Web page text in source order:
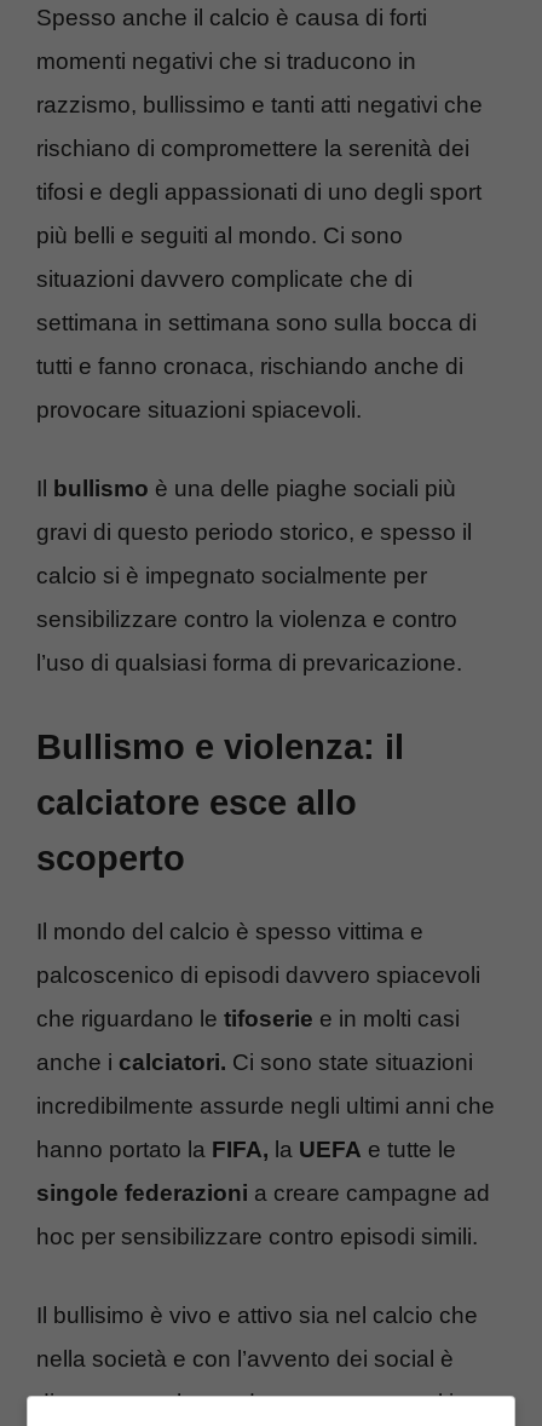
Spesso anche il calcio è causa di forti
momenti negativi che si traducono in
razzismo, bullissimo e tanti atti negativi che
rischiano di compromettere la serenità dei
tifosi e degli appassionati di uno degli sport
più belli e seguiti al mondo. Ci sono
situazioni davvero complicate che di
settimana in settimana sono sulla bocca di
tutti e fanno cronaca, rischiando anche di
provocare situazioni spiacevoli.
Il bullismo è una delle piaghe sociali più
gravi di questo periodo storico, e spesso il
calcio si è impegnato socialmente per
sensibilizzare contro la violenza e contro
l’uso di qualsiasi forma di prevaricazione.
Bullismo e violenza: il
calciatore esce allo
scoperto
Il mondo del calcio è spesso vittima e
palcoscenico di episodi davvero spiacevoli
che riguardano le tifoserie e in molti casi
anche i calciatori. Ci sono state situazioni
incredibilmente assurde negli ultimi anni che
hanno portato la FIFA, la UEFA e tutte le
singole federazioni a creare campagne ad
hoc per sensibilizzare contro episodi simili.
Il bullisimo è vivo e attivo sia nel calcio che
nella società e con l’avvento dei social è
diventato anche moda comune per molti